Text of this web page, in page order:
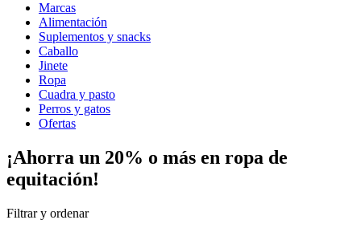
Marcas
Alimentación
Suplementos y snacks
Caballo
Jinete
Ropa
Cuadra y pasto
Perros y gatos
Ofertas
¡Ahorra un 20% o más en ropa de
equitación!
Filtrar y ordenar